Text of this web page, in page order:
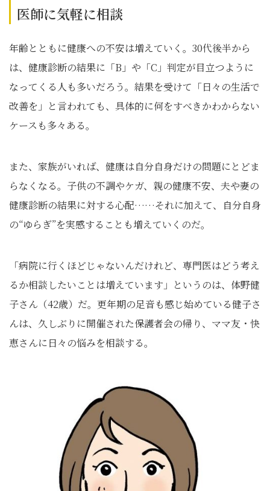
医師に気軽に相談
年齢とともに健康への不安は増えていく。30代後半から
は、健康診断の結果に「B」や「C」判定が目立つように
なってくる人も多いだろう。結果を受けて「日々の生活で
改善を」と言われても、具体的に何をすべきかわからない
ケースも多々ある。
また、家族がいれば、健康は自分自身だけの問題にとどま
らなくなる。子供の不調やケガ、親の健康不安、夫や妻の
健康診断の結果に対する心配……それに加えて、自分自身
の“ゆらぎ”を実感することも増えていくのだ。
「病院に行くほどじゃないんだけれど、専門医はどう考え
るか相談したいことは増えています」というのは、体野健
子さん（42歳）だ。更年期の足音も感じ始めている健子さ
んは、久しぶりに開催された保護者会の帰り、ママ友・快
恵さんに日々の悩みを相談する。